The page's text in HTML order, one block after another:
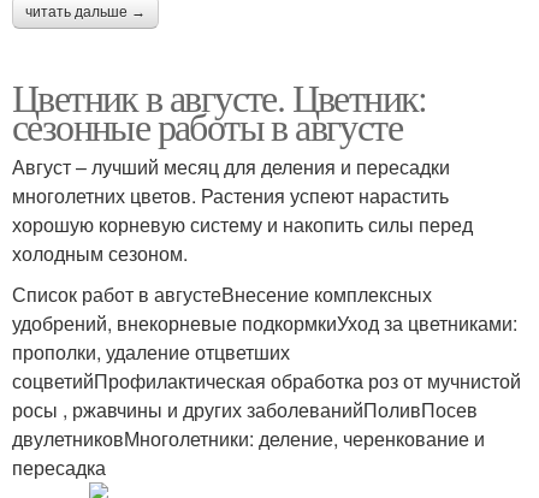
читать дальше →
Цветник в августе. Цветник:
сезонные работы в августе
Август – лучший месяц для деления и пересадки
многолетних цветов. Растения успеют нарастить
хорошую корневую систему и накопить силы перед
холодным сезоном.
Список работ в августеВнесение комплексных
удобрений, внекорневые подкормкиУход за цветниками:
прополки, удаление отцветших
соцветийПрофилактическая обработка роз от мучнистой
росы , ржавчины и других заболеванийПоливПосев
двулетниковМноголетники: деление, черенкование и
пересадка